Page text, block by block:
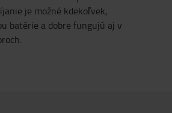
je možné kdekoľvek,
batérie a dobre fungujú aj v